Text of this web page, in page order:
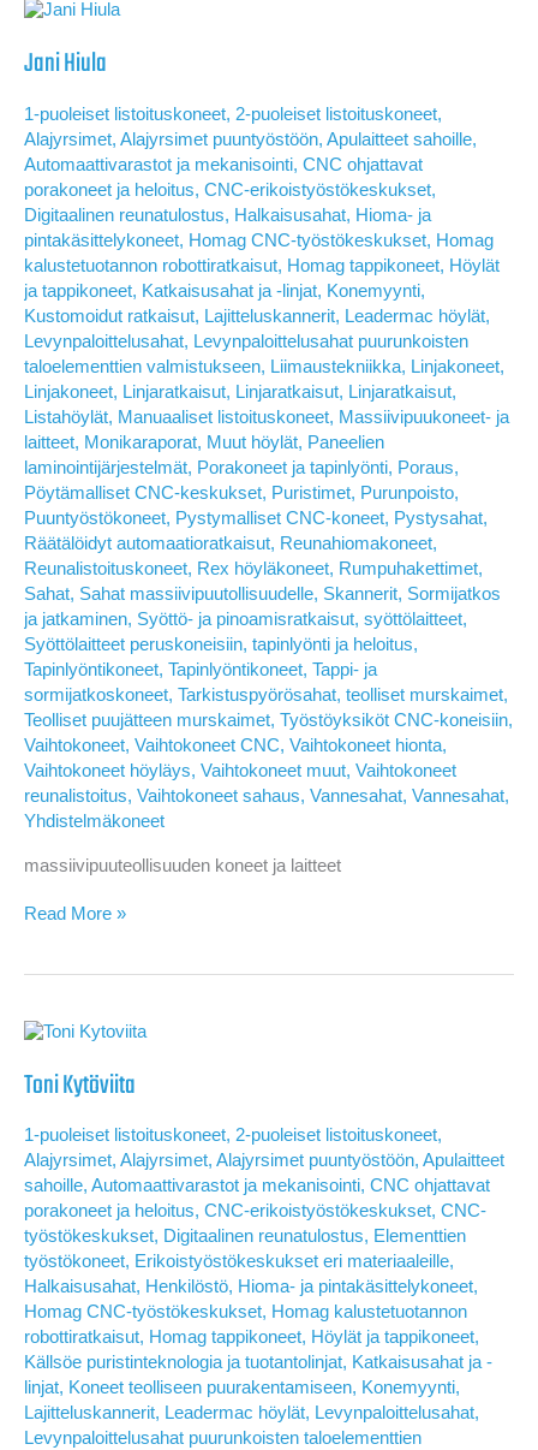
Jani Hiula
1-puoleiset listoituskoneet, 2-puoleiset listoituskoneet,
Alajyrsimet, Alajyrsimet puuntyöstöön, Apulaitteet sahoille,
Automaattivarastot ja mekanisointi, CNC ohjattavat
porakoneet ja heloitus, CNC-erikoistyöstökeskukset,
Digitaalinen reunatulostus, Halkaisusahat, Hioma- ja
pintakäsittelykoneet, Homag CNC-työstökeskukset, Homag
kalustetuotannon robottiratkaisut, Homag tappikoneet, Höylät
ja tappikoneet, Katkaisusahat ja -linjat, Konemyynti,
Kustomoidut ratkaisut, Lajitteluskannerit, Leadermac höylät,
Levynpaloittelusahat, Levynpaloittelusahat puurunkoisten
taloelementtien valmistukseen, Liimaustekniikka, Linjakoneet,
Linjakoneet, Linjaratkaisut, Linjaratkaisut, Linjaratkaisut,
Listahöylät, Manuaaliset listoituskoneet, Massiivipuukoneet- ja
laitteet, Monikaraporat, Muut höylät, Paneelien
laminointijärjestelmät, Porakoneet ja tapinlyönti, Poraus,
Pöytämalliset CNC-keskukset, Puristimet, Purunpoisto,
Puuntyöstökoneet, Pystymalliset CNC-koneet, Pystysahat,
Räätälöidyt automaatioratkaisut, Reunahiomakoneet,
Reunalistoituskoneet, Rex höyläkoneet, Rumpuhakettimet,
Sahat, Sahat massiivipuutollisuudelle, Skannerit, Sormijatkos
ja jatkaminen, Syöttö- ja pinoamisratkaisut, syöttölaitteet,
Syöttölaitteet peruskoneisiin, tapinlyönti ja heloitus,
Tapinlyöntikoneet, Tapinlyöntikoneet, Tappi- ja
sormijatkoskoneet, Tarkistuspyörösahat, teolliset murskaimet,
Teolliset puujätteen murskaimet, Työstöyksiköt CNC-koneisiin,
Vaihtokoneet, Vaihtokoneet CNC, Vaihtokoneet hionta,
Vaihtokoneet höyläys, Vaihtokoneet muut, Vaihtokoneet
reunalistoitus, Vaihtokoneet sahaus, Vannesahat, Vannesahat,
Yhdistelmäkoneet
massiivipuuteollisuuden koneet ja laitteet
Jani
Read More »
Toni Kytöviita
1-puoleiset listoituskoneet, 2-puoleiset listoituskoneet,
Alajyrsimet, Alajyrsimet, Alajyrsimet puuntyöstöön, Apulaitteet
sahoille, Automaattivarastot ja mekanisointi, CNC ohjattavat
porakoneet ja heloitus, CNC-erikoistyöstökeskukset, CNC-
työstökeskukset, Digitaalinen reunatulostus, Elementtien
työstökoneet, Erikoistyöstökeskukset eri materiaaleille,
Halkaisusahat, Henkilöstö, Hioma- ja pintakäsittelykoneet,
Homag CNC-työstökeskukset, Homag kalustetuotannon
robottiratkaisut, Homag tappikoneet, Höylät ja tappikoneet,
Källsöe puristinteknologia ja tuotantolinjat, Katkaisusahat ja -
linjat, Koneet teolliseen puurakentamiseen, Konemyynti,
Lajitteluskannerit, Leadermac höylät, Levynpaloittelusahat,
Levynpaloittelusahat puurunkoisten taloelementtien